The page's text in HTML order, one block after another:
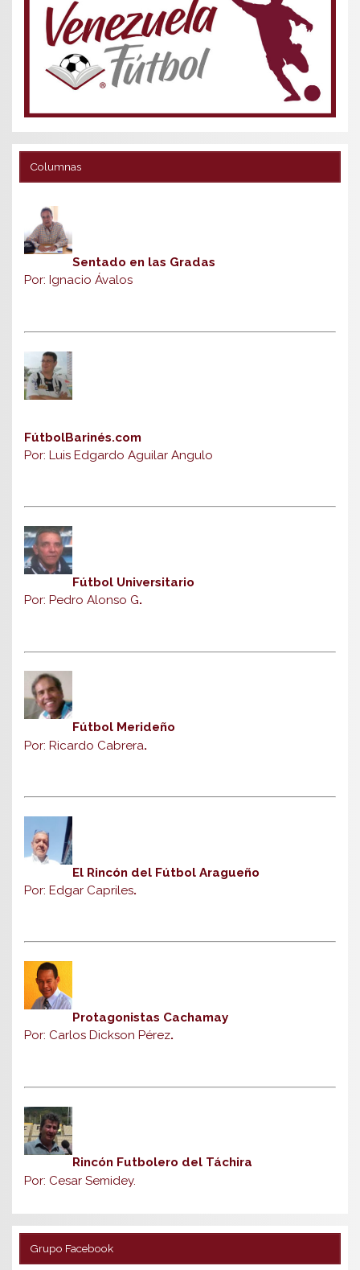
Columnas
Sentado en las Gradas
Por: Ignacio Ávalos
FútbolBarinés.com
Por: Luis Edgardo Aguilar Angulo
Fútbol Universitario
Por: Pedro Alonso G.
Fútbol Merideño
Por: Ricardo Cabrera.
El Rincón del Fútbol Aragueño
Por: Edgar Capriles.
Protagonistas Cachamay
Por: Carlos Dickson Pérez.
Rincón Futbolero del Táchira
Por: Cesar Semidey.
Grupo Facebook